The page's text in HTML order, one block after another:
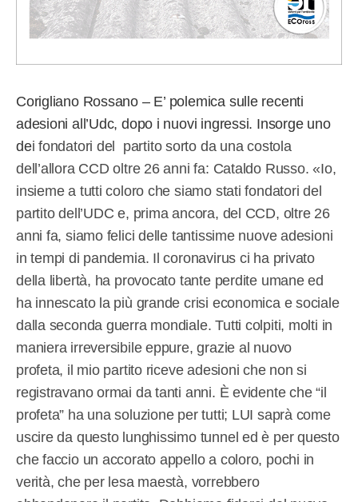
Corigliano Rossano – E’ polemica sulle recenti
adesioni all’Udc, dopo i nuovi ingressi. Insorge uno
dei fondatori del partito sorto da una costola
dell’allora CCD oltre 26 anni fa: Cataldo Russo. «Io,
insieme a tutti coloro che siamo stati fondatori del
partito dell’UDC e, prima ancora, del CCD, oltre 26
anni fa, siamo felici delle tantissime nuove adesioni
in tempi di pandemia. Il coronavirus ci ha privato
della libertà, ha provocato tante perdite umane ed
ha innescato la più grande crisi economica e sociale
dalla seconda guerra mondiale. Tutti colpiti, molti in
maniera irreversibile eppure, grazie al nuovo
profeta, il mio partito riceve adesioni che non si
registravano ormai da tanti anni. È evidente che “il
profeta” ha una soluzione per tutti; LUI saprà come
uscire da questo lunghissimo tunnel ed è per questo
che faccio un accorato appello a coloro, pochi in
verità, che per lesa maestà, vorrebbero